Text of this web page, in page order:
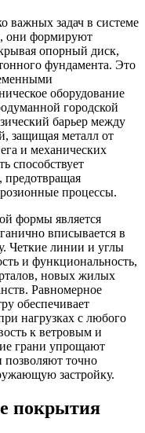
важных задач в системе
они формируют
опорный диск,
фундамента. Это
оборудование
городской
барьер между
защищая металл от
и механических
способствует
предотвращая
процессы.
формы является
вписывается в
Четкие линии и углы
и функциональность,
новых жилых
Равномерное
обеспечивает
нагрузках с любого
к ветровым и
грани упрощают
позволяют точно
застройку.
покрытия